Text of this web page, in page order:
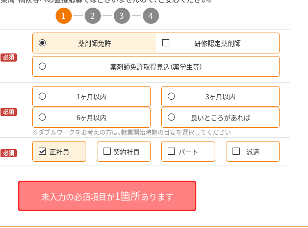
1 2 3 4
必須
薬剤師免許 研修認定薬剤師
薬剤師免許取得見込（薬学生等）
必須
1ヶ月以内 3ヶ月以内
6ヶ月以内 良いところがあれば
※ダブルワークをお考えの方は、就業開始時期の目安を選択してください
必須 正社員 契約社員 パート 派遣
未入力の必須項目が1箇所あります